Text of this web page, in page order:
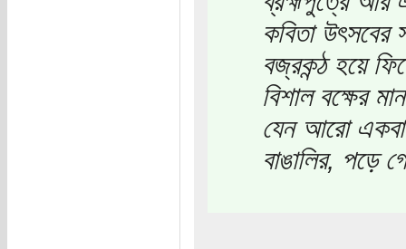
কবিতা উৎসবের
বজ্রকন্ঠ হয়ে
বিশাল বক্ষের
যেন আরো
বাঙালির, পড়ে